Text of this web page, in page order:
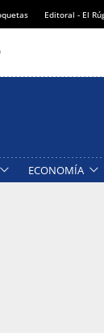
Editoral - El
ECONOMÍA